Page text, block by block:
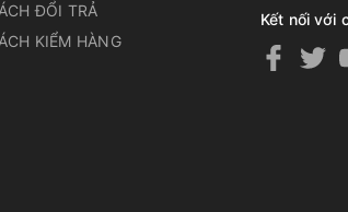
ĐỔI TRẢ
KIỂM HÀNG
Kết nối với